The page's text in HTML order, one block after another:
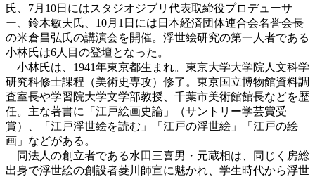
氏、7月10日にはスタジオジブリ代表取締役プロデューサ
ー、鈴木敏夫氏、10月1日には日本経済団体連合会名誉会長
の米倉昌弘氏の講演会を開催。浮世絵研究の第一人者である
小林氏は6人目の登壇となった。
小林氏は、1941年東京都生まれ。東京大学大学院人文科学
研究科修士課程（美術史専攻）修了。東京国立博物館資料調
査室長や学習院大学文学部教授、千葉市美術館館長などを歴
任。主な著書に「江戸絵画史論」（サントリー学芸賞受
賞）、「江戸浮世絵を読む」「江戸の浮世絵」「江戸の絵
画」などがある。
同法人の創立者である水田三喜男・元蔵相は、同じく房総
出身で浮世絵の創設者菱川師宣に魅かれ、学生時代から浮世